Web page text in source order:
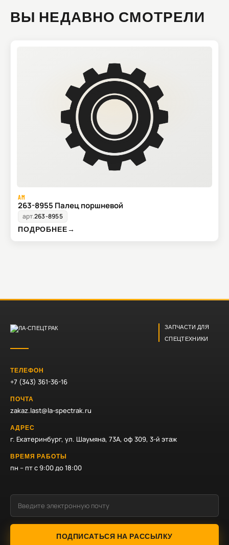
ВЫ НЕДАВНО СМОТРЕЛИ
AM
263-8955 Палец поршневой
арт.263-8955
ПОДРОБНЕЕ→
ЗАПЧАСТИ ДЛЯ
СПЕЦТЕХНИКИ
ТЕЛЕФОН
+7 (343) 361-36-16
ПОЧТА
zakaz.last@la-spectrak.ru
АДРЕС
г. Екатеринбург, ул. Шаумяна, 73А, оф 309, 3-й этаж
ВРЕМЯ РАБОТЫ
пн – пт с 9:00 до 18:00
ПОДПИСАТЬСЯ НА РАССЫЛКУ